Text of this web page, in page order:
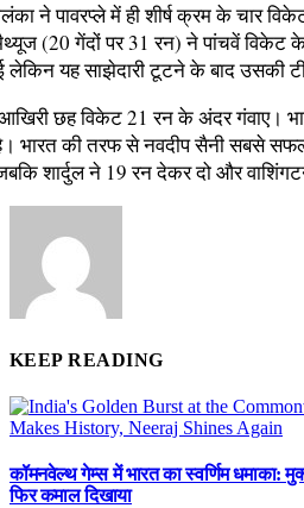
ने पावरप्ले में ही शीर्ष क्रम के चार
(20 गेंदों पर 31 रन) ने पांचवें विकेट
लेकिन यह साझेदारी टूटने के बाद उसकी
छह विकेट 21 रन के अंदर गंवाए।
भारत की तरफ से नवदीप सैनी सबसे
शार्दुल ने 19 रन देकर दो और
KEEP READING
कॉमनवेल्थ गेम्स में भारत का स्वर्णिम धमाका:
फिर कमाल दिखाया